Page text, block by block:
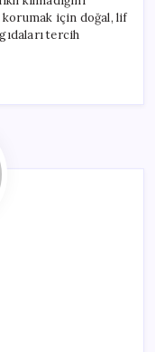
korumak için doğal, lif
tercih